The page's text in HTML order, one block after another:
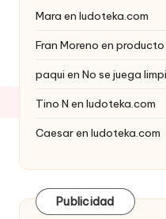
Mara en ludoteka.com
Fran Moreno en producto
paqui en No se juega
Tino N en ludoteka.com
Caesaren ludoteka.com
Publicidad